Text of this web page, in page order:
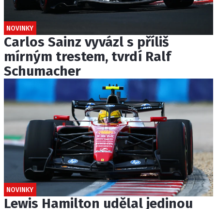
NOVINKY
Carlos Sainz vyvázl s příliš
mírným trestem, tvrdí Ralf
Schumacher
NOVINKY
Lewis Hamilton udělal jedinou